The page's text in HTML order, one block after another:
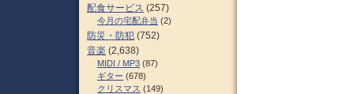
配食サービス (257)
今月の宅配弁当 (2)
防災・防犯 (752)
音楽 (2,638)
MIDI / MP3 (87)
ギター (678)
クリスマス (149)